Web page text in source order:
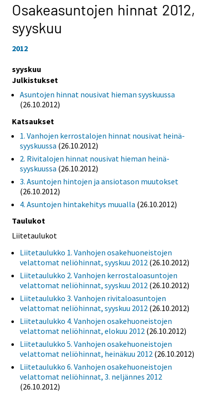
Osakeasuntojen hinnat 2012,
syyskuu
2012
syyskuu
Julkistukset
Asuntojen hinnat nousivat hieman syyskuussa
(26.10.2012)
Katsaukset
1. Vanhojen kerrostalojen hinnat nousivat heinä-
syyskuussa (26.10.2012)
2. Rivitalojen hinnat nousivat hieman heinä-
syyskuussa (26.10.2012)
3. Asuntojen hintojen ja ansiotason muutokset
(26.10.2012)
4. Asuntojen hintakehitys muualla (26.10.2012)
Taulukot
Liitetaulukot
Liitetaulukko 1. Vanhojen osakehuoneistojen
velattomat neliöhinnat, syyskuu 2012 (26.10.2012)
Liitetaulukko 2. Vanhojen kerrostaloasuntojen
velattomat neliöhinnat, syyskuu 2012 (26.10.2012)
Liitetaulukko 3. Vanhojen rivitaloasuntojen
velattomat neliöhinnat, syyskuu 2012 (26.10.2012)
Liitetaulukko 4. Vanhojen osakehuoneistojen
velattomat neliöhinnat, elokuu 2012 (26.10.2012)
Liitetaulukko 5. Vanhojen osakehuoneistojen
velattomat neliöhinnat, heinäkuu 2012 (26.10.2012)
Liitetaulukko 6. Vanhojen osakehuoneistojen
velattomat neliöhinnat, 3. neljännes 2012
(26.10.2012)